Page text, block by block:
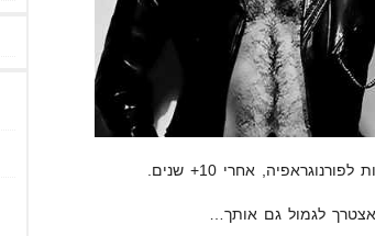
אחרי 10+ שנים.
לגמול גם אותך…